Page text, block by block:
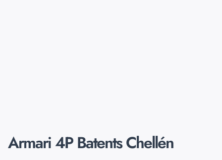
Armari 4P Batents Chellén